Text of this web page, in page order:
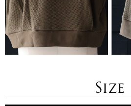
Size